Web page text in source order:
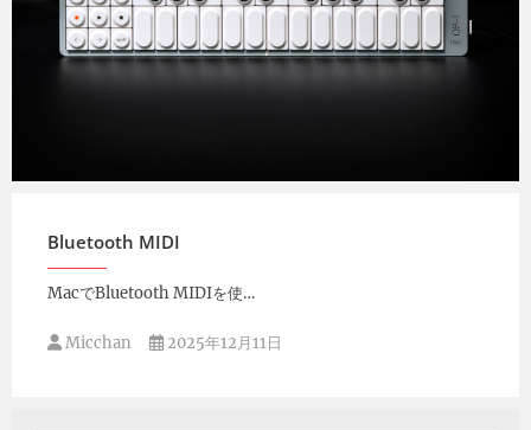
Bluetooth MIDI
MacでBluetooth MIDIを使…
Micchan 2025年12月11日